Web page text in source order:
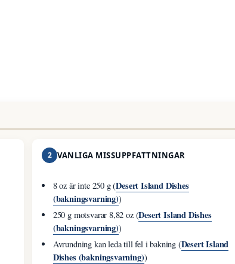
2 VANLIGA MISSUPPFATTNINGAR
8 oz är inte 250 g (Desert Island Dishes
(bakningsvarning))
250 g motsvarar 8,82 oz (Desert Island Dishes
(bakningsvarning))
Avrundning kan leda till fel i bakning (Desert Island
Dishes (bakningsvarning))